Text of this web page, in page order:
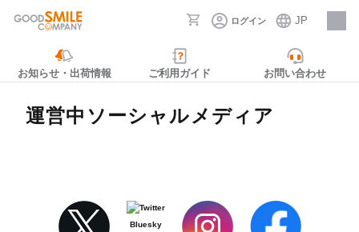
ログイン JP
採用情報
お知らせ・出荷情報 ご利用ガイド お問い合わせ
運営中ソーシャルメディア
Bluesky